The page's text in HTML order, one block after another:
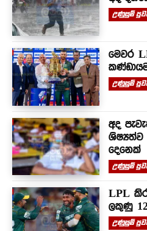
උණුසුම්
මෙවර
උණුසුම්
අද
ශිෂ්‍යත්ව
දෙනෙක්
උණුසුම්
LPL
ලකුණු
උණුසුම්